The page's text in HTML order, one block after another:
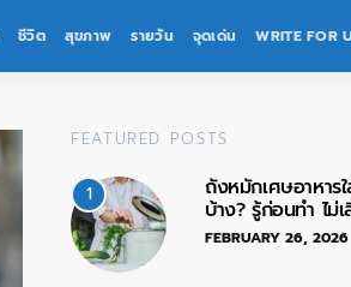
ชีวิต สุขภาพ รายวัน จุดเด่น WRITE FOR
FEATURED POSTS
1 ถังหมักเศษอาหารใ
บ้าง? รู้ก่อนทำ ไม่
FEBRUARY 26, 2026